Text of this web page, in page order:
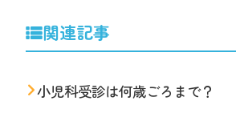
関連記事
小児科受診は何歳ごろまで？